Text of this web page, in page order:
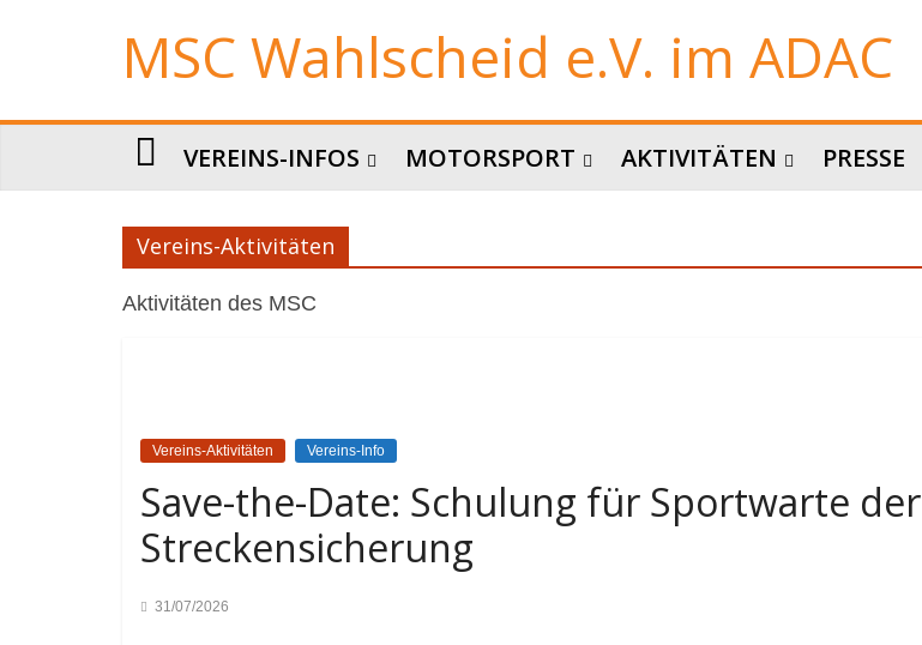
MSC Wahlscheid e.V. im ADAC
VEREINS-INFOS MOTORSPORT AKTIVITÄTEN PRESSE
Vereins-Aktivitäten
Aktivitäten des MSC
Vereins-Aktivitäten Vereins-Info
Save-the-Date: Schulung für Sportwarte der
Streckensicherung
31/07/2026